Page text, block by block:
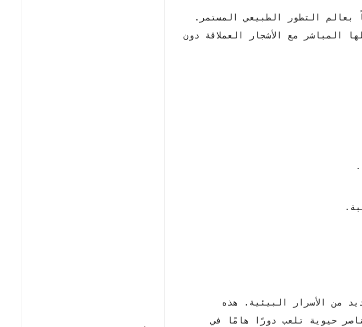
بعالم التطور الطبيعي المستمر.
المباشر مع الأشجار العملاقة دون
من الأسرار البيئية. هذه
حيوية تلعب دورًا هامًا في